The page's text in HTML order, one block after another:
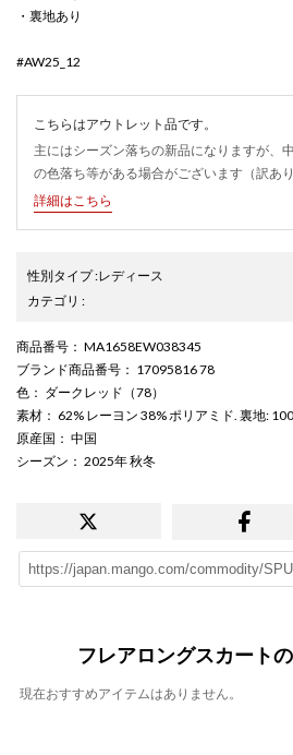
・裏地あり
#AW25_12
こちらはアウトレット品です。
主にはシーズン落ちの新品になりますが、
の色落ち等がある場合がございます（訳あり
詳細はこちら
性別タイプ:レディース
カテゴリ :
商品番号 ： MA1658EW038345
ブランド商品番号 ： 17095816 78
色 ： ダークレッド（78）
素材 ： 62% レーヨン 38% ポリアミド. 裏地:
原産国 ： 中国
シーズン ： 2025年 秋冬
フレアロングスカート
現在おすすめアイテムはありません。